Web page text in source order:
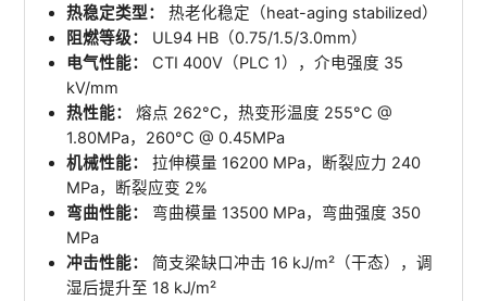
热稳定类型：
热老化稳定（heat-aging stabilized）
阻燃等级：
UL94 HB（0.75/1.5/3.0mm）
电气性能：
CTI 400V（PLC 1），介电强度 35
kV/mm
热性能：
熔点 262°C，热变形温度 255°C @
1.80MPa，260°C @ 0.45MPa
机械性能：
拉伸模量 16200 MPa，断裂应力 240
MPa，断裂应变 2%
弯曲性能：
弯曲模量 13500 MPa，弯曲强度 350
MPa
冲击性能：
简支梁缺口冲击 16 kJ/m²（干态），调
湿后提升至 18 kJ/m²